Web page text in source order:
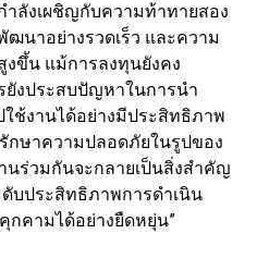
ำลังเผชิญกับความท้าทายสอง
นาอย่างรวดเร็ว และความ
ขึ้น แม้การลงทุนยังคง
ยังประสบปัญหาในการนำ
ช้งานได้อย่างมีประสิทธิภาพ
กษาความปลอดภัยในรูปของ
ร่วมกันจะกลายเป็นสิ่งสำคัญ
บประสิทธิภาพการดำเนิน
กคามได้อย่างยืดหยุ่น”